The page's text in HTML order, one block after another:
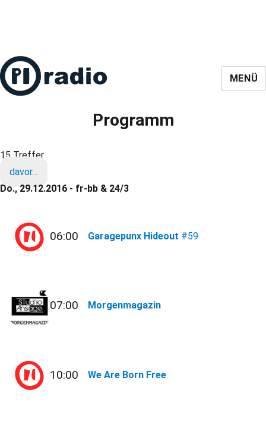
MENÜ
Programm
15 Treffer
davor…
Do., 29.12.2016 - fr-bb & 24/3
06:00 Garagepunx Hideout #59
07:00 Morgenmagazin
10:00 We Are Born Free